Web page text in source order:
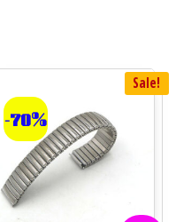
Sale!
-70%